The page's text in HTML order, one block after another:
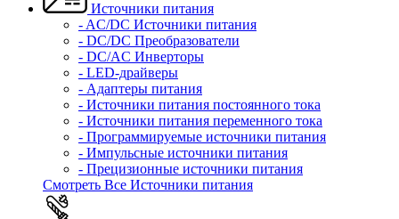
Источники питания
- AC/DC Источники питания
- DC/DC Преобразователи
- DC/AC Инверторы
- LED-драйверы
- Адаптеры питания
- Источники питания постоянного тока
- Источники питания переменного тока
- Программируемые источники питания
- Импульсные источники питания
- Прецизионные источники питания
Смотреть Все Источники питания